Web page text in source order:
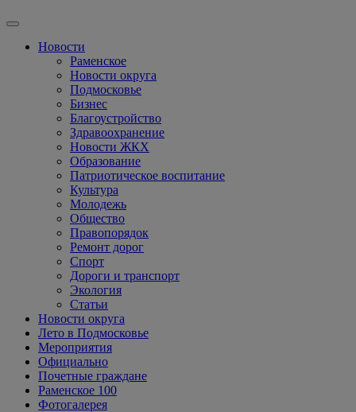
Новости
Раменское
Новости округа
Подмосковье
Бизнес
Благоустройство
Здравоохранение
Новости ЖКХ
Образование
Патриотическое воспитание
Культура
Молодежь
Общество
Правопорядок
Ремонт дорог
Спорт
Дороги и транспорт
Экология
Статьи
Новости округа
Лето в Подмосковье
Мероприятия
Официально
Почетные граждане
Раменское 100
Фотогалерея